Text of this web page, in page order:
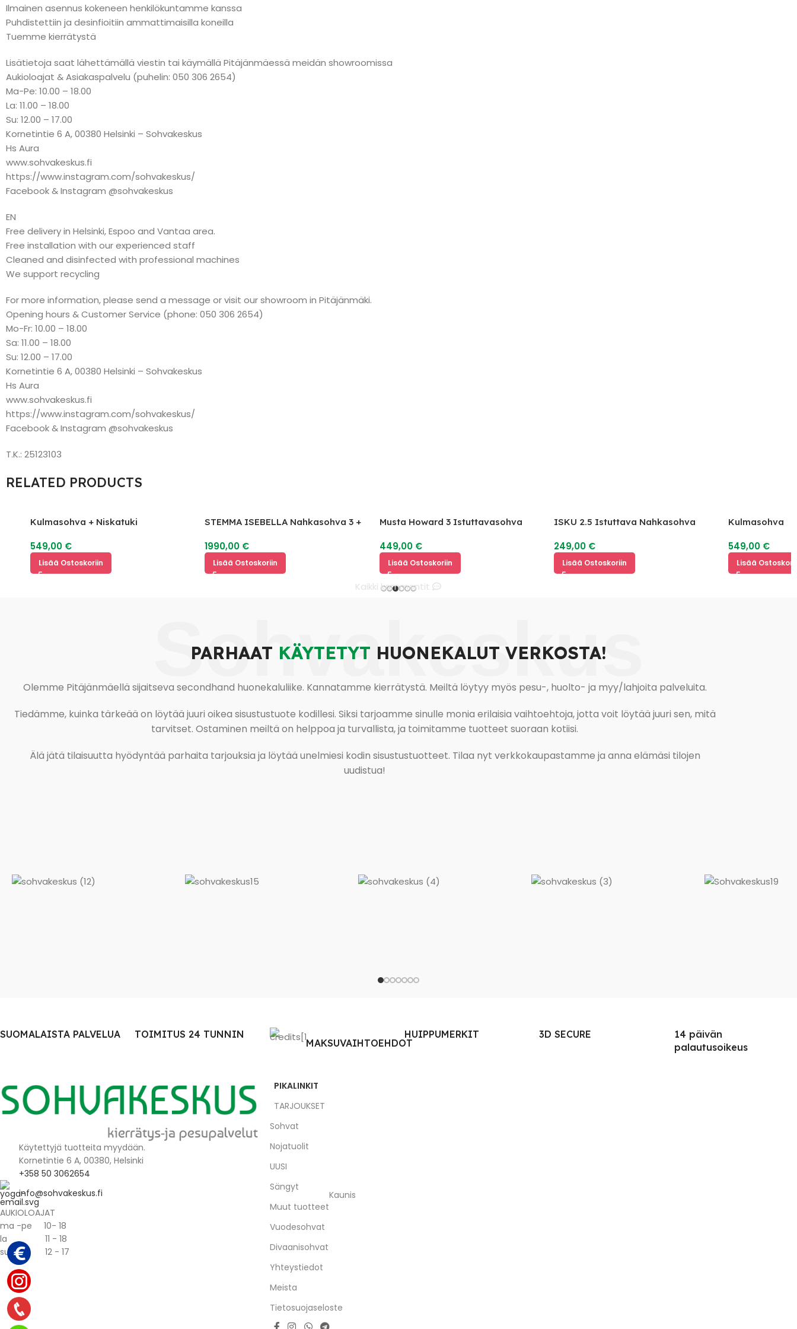
Ilmainen asennus kokeneen henkilökuntamme kanssa
Puhdistettiin ja desinfioitiin ammattimaisilla koneilla
Tuemme kierrätystä
Lisätietoja saat lähettämällä viestin tai käymällä Pitäjänmäessä meidän showroomissa
Aukioloajat & Asiakaspalvelu (puhelin: 050 306 2654)
Ma-Pe: 10.00 – 18.00
La: 11.00 – 18.00
Su: 12.00 – 17.00
Kornetintie 6 A, 00380 Helsinki – Sohvakeskus
Hs Aura
www.sohvakeskus.fi
https://www.instagram.com/sohvakeskus/
Facebook & Instagram @sohvakeskus
EN
Free delivery in Helsinki, Espoo and Vantaa area.
Free installation with our experienced staff
Cleaned and disinfected with professional machines
We support recycling
For more information, please send a message or visit our showroom in Pitäjänmäki.
Opening hours & Customer Service (phone: 050 306 2654)
Mo-Fr: 10.00 – 18.00
Sa: 11.00 – 18.00
Su: 12.00 – 17.00
Kornetintie 6 A, 00380 Helsinki – Sohvakeskus
Hs Aura
www.sohvakeskus.fi
https://www.instagram.com/sohvakeskus/
Facebook & Instagram @sohvakeskus
T.K.: 25123103
RELATED PRODUCTS
Kulmasohva + Niskatuki
549,00€
Lisää Ostoskoriin
STEMMA ISEBELLA Nahkasohva 3 +
1990,00€
Lisää Ostoskoriin
Musta Howard 3 Istuttavasohva
449,00€
Lisää Ostoskoriin
ISKU 2.5 Istuttava Nahkasohva
249,00€
Lisää Ostoskoriin
Kulmasohva
549,00€
Lisää Ostoskoriin
Kaikki kommentit
Sohvakeskus
PARHAAT KÄYTETYT HUONEKALUT VERKOSTA!
Olemme Pitäjänmäellä sijaitseva secondhand huonekaluliike. Kannatamme kierrätystä. Meiltä löytyy myös pesu-, huolto- ja myy/lahjoita palveluita.
Tiedämme, kuinka tärkeää on löytää juuri oikea sisustustuote kodillesi. Siksi tarjoamme sinulle monia erilaisia vaihtoehtoja, jotta voit löytää juuri sen, mitä
tarvitset. Ostaminen meiltä on helppoa ja turvallista, ja toimitamme tuotteet suoraan kotiisi.
Älä jätä tilaisuutta hyödyntää parhaita tarjouksia ja löytää unelmiesi kodin sisustustuotteet. Tilaa nyt verkkokaupastamme ja anna elämäsi tilojen
uudistua!
SUOMALAISTA PALVELUA TOIMITUS 24 TUNNIN
MAKSUVAIHTOEHDOT
HUIPPUMERKIT 3D SECURE
14 päivän
palautusoikeus
Käytettyjä tuotteita myydään.
Kornetintie 6 A, 00380, Helsinki
+358 50 3062654
info@sohvakeskus.fi
AUKIOLOAJAT
ma -pe 10- 18
la 11 - 18
su 12 - 17
PIKALINKIT
TARJOUKSET
Sohvat
Nojatuolit
UUSI
Sängyt
Muut tuotteet
Kaunis
Vuodesohvat
Divaanisohvat
Yhteystiedot
Meista
Tietosuojaseloste